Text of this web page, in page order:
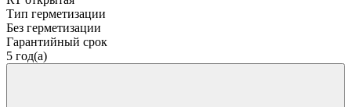
Тип герметизации
Без герметизации
Гарантийный срок
5 год(а)